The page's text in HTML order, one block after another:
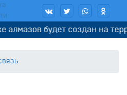
алмазов будет создан на